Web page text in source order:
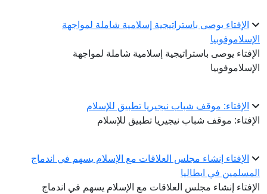
الإفتاء يوصى باستراتيجية إسلامية شاملة لمواجهة
الإسلاموفوبيا
الإفتاء يوصى باستراتيجية إسلامية شاملة لمواجهة
الإسلاموفوبيا
الإفتاء: موقف شباب نيجيريا تطبيق للإسلام
الإفتاء: موقف شباب نيجيريا تطبيق للإسلام
الإفتاء إنشاء مجلس العلاقات مع الإسلام يسهم في اندماج
المسلمين في ايطاليا
الإفتاء إنشاء مجلس العلاقات مع الإسلام يسهم في اندماج